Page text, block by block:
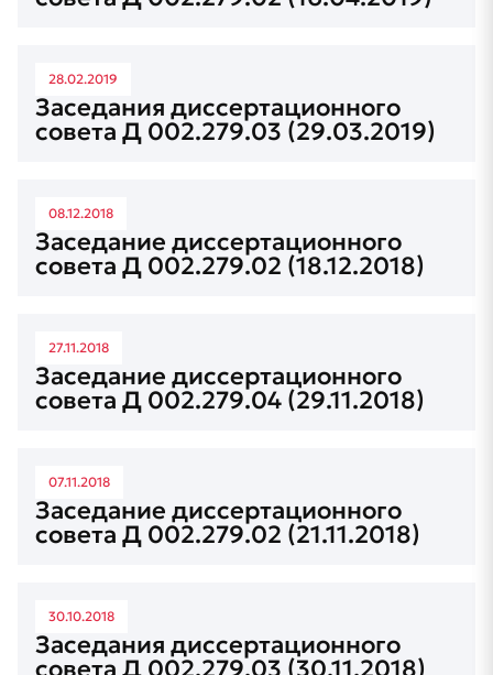
28.02.2019
Заседания диссертационного
совета Д 002.279.03 (29.03.2019)
08.12.2018
Заседание диссертационного
совета Д 002.279.02 (18.12.2018)
27.11.2018
Заседание диссертационного
совета Д 002.279.04 (29.11.2018)
07.11.2018
Заседание диссертационного
совета Д 002.279.02 (21.11.2018)
30.10.2018
Заседания диссертационного
совета Д 002.279.03 (30.11.2018)